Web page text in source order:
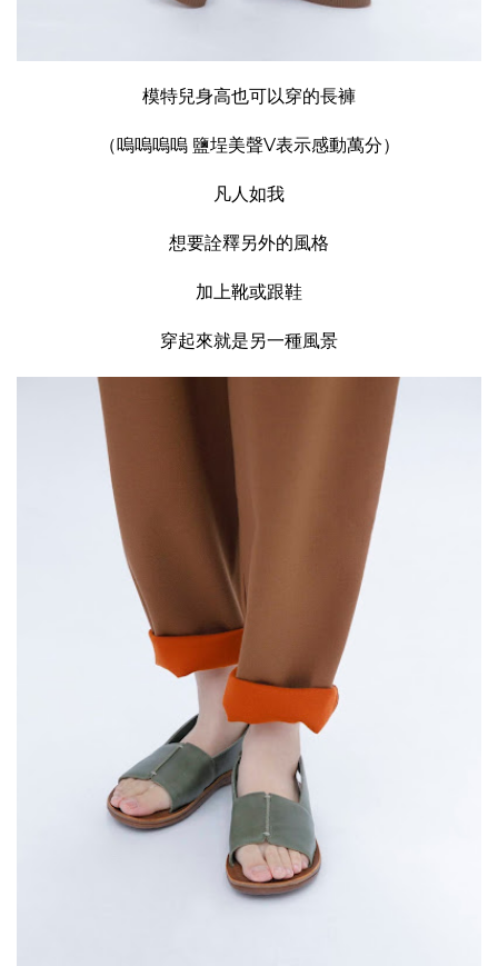
模特兒身高也可以穿的長褲
（嗚嗚嗚嗚 鹽埕美聲V表示感動萬分）
凡人如我
想要詮釋另外的風格
加上靴或跟鞋
穿起來就是另一種風景